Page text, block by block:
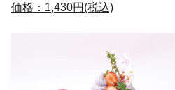
価格：1,430円(税込)